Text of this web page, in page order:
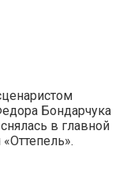
Бондарчука
в главной